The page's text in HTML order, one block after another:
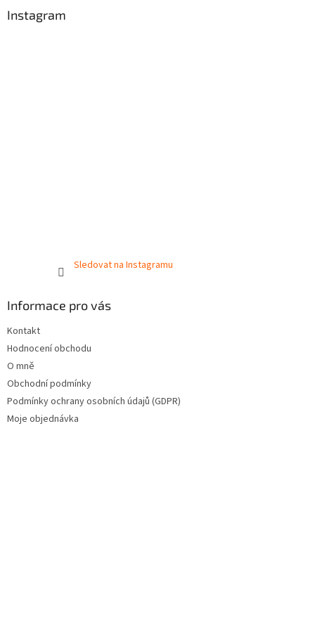
Instagram
Sledovat na Instagramu
Informace pro vás
Kontakt
Hodnocení obchodu
O mně
Obchodní podmínky
Podmínky ochrany osobních údajů (GDPR)
Moje objednávka